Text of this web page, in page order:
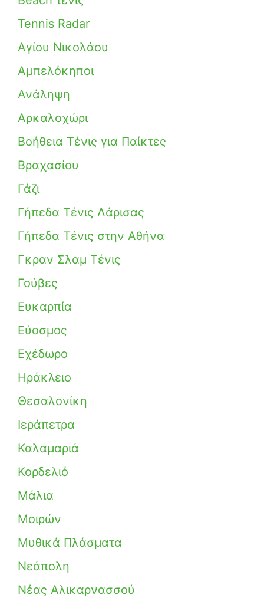
Tennis Radar
Αγίου Νικολάου
Αμπελόκηποι
Ανάληψη
Αρκαλοχώρι
Βοήθεια Τένις για Παίκτες
Βραχασίου
Γάζι
Γήπεδα Τένις Λάρισας
Γήπεδα Τένις στην Αθήνα
Γκραν Σλαμ Τένις
Γούβες
Ευκαρπία
Εύοσμος
Εχέδωρο
Ηράκλειο
Θεσαλονίκη
Ιεράπετρα
Καλαμαριά
Κορδελιό
Μάλια
Μοιρών
Μυθικά Πλάσματα
Νεάπολη
Νέας Αλικαρνασσού